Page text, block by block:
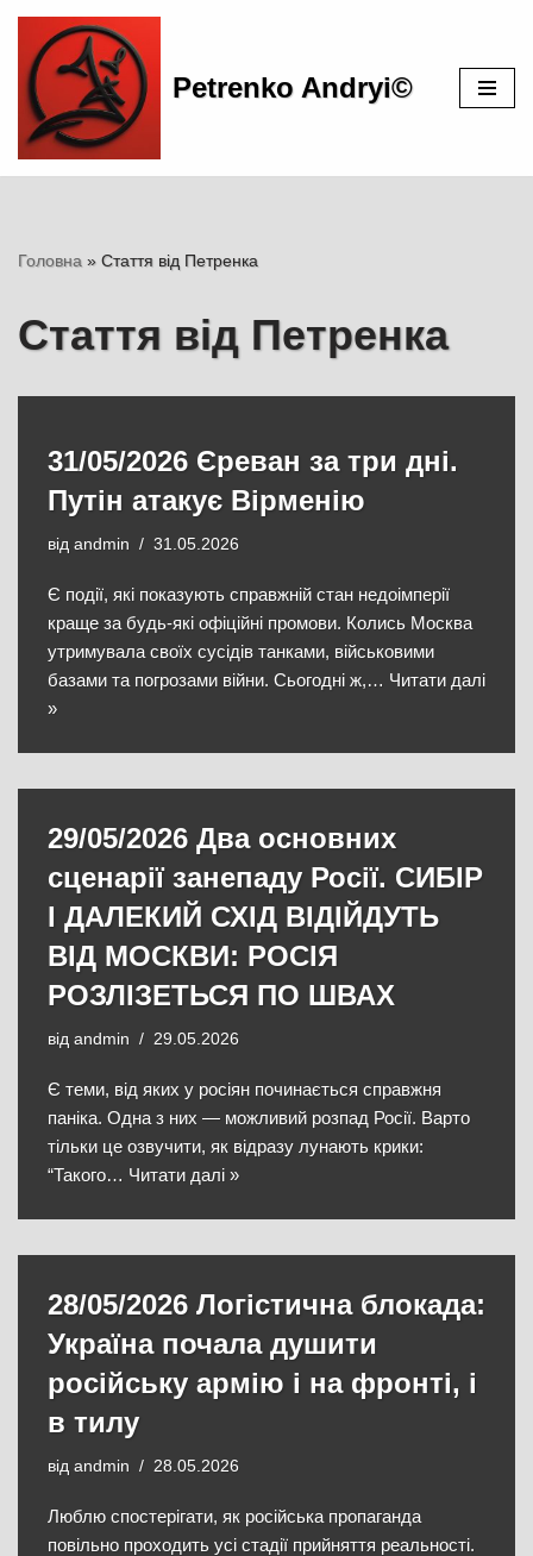
Перейти
до
вмісту
Petrenko Andryi©
Головна » Стаття від Петренка
Стаття від Петренка
31/05/2026 Єреван за три дні.
Путін атакує Вірменію
від andmin 31.05.2026
​Є події, які показують справжній стан недоімперії
краще за будь-які офіційні промови. Колись Москва
утримувала своїх сусідів танками, військовими
базами та погрозами війни. Сьогодні ж,… Читати далі
»
29/05/2026 Два основних
сценарії занепаду Росії. СИБІР
І ДАЛЕКИЙ СХІД ВІДІЙДУТЬ
ВІД МОСКВИ: РОСІЯ
РОЗЛІЗЕТЬСЯ ПО ШВАХ
від andmin 29.05.2026
Є теми, від яких у росіян починається справжня
паніка. Одна з них — можливий розпад Росії. Варто
тільки це озвучити, як відразу лунають крики:
“Такого… Читати далі »
28/05/2026 Логістична блокада:
Україна почала душити
російську армію і на фронті, і
в тилу
від andmin 28.05.2026
​Люблю спостерігати, як російська пропаганда
повільно проходить усі стадії прийняття реальності.